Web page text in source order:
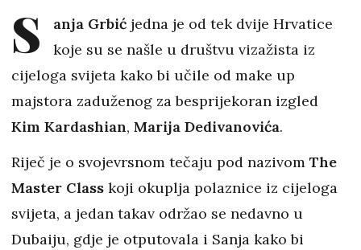
S anja Grbić jedna je od tek dvije Hrvatice
koje su se našle u društvu vizažista iz
cijeloga svijeta kako bi učile od make up
majstora zaduženog za besprijekoran izgled
Kim Kardashian, Marija Dedivanovića.
Riječ je o svojevrsnom tečaju pod nazivom The
Master Class koji okuplja polaznice iz cijeloga
svijeta, a jedan takav održao se nedavno u
Dubaiju, gdje je otputovala i Sanja kako bi